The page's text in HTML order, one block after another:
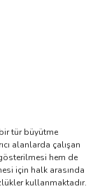
tür büyütme
alanlarda çalışan
hem de
için halk arasında
kullanmaktadır.